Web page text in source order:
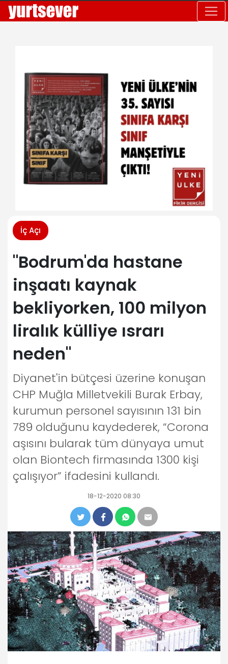
İç Açı
"Bodrum'da hastane
inşaatı kaynak
bekliyorken, 100 milyon
liralık külliye ısrarı
neden"
Diyanet'in bütçesi üzerine konuşan
CHP Muğla Milletvekili Burak Erbay,
kurumun personel sayısının 131 bin
789 olduğunu kaydederek, “Corona
aşısını bularak tüm dünyaya umut
olan Biontech firmasında 1300 kişi
çalışıyor” ifadesini kullandı.
18-12-2020 08:30